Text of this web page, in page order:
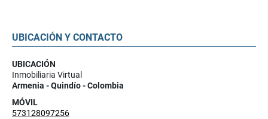
UBICACIÓN Y CONTACTO
UBICACIÓN
Inmobiliaria Virtual
Armenia - Quindío - Colombia
MÓVIL
573128097256